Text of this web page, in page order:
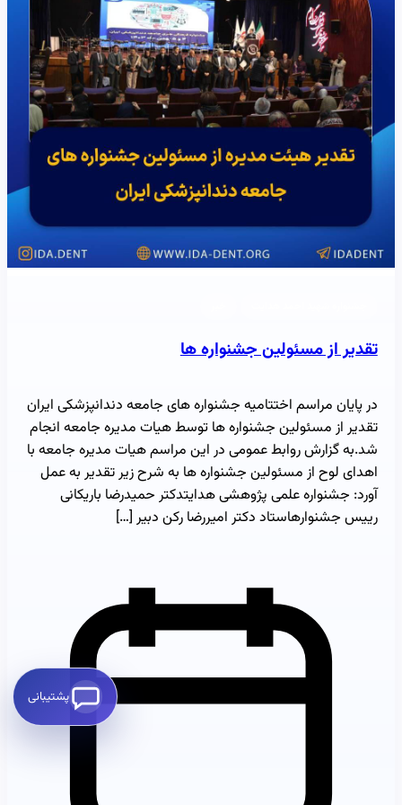
تقدیر از مسئولین جشنواره ها
در پایان مراسم اختتامیه جشنواره های جامعه دندانپزشکی ایران
تقدیر از مسئولین جشنواره ها توسط هیات مدیره جامعه انجام
شد.به گزارش روابط عمومی در این مراسم هیات مدیره جامعه با
اهدای لوح از مسئولین جشنواره ها به شرح زیر تقدیر به عمل
آورد: جشنواره علمی پژوهشی هدایتدکتر حمیدرضا باریکانی
رییس جشنوارهاستاد دکتر امیررضا رکن دبیر […]
پشتیبانی